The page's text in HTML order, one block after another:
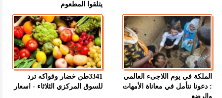
يتلقوا المطعوم
الملكة في يوم اللاجىء العالمي
: دعونا نتأمل في معاناة الأمهات
والرضع
3341طن خضار وفواكه ترد
للسوق المركزي الثلاثاء - اسعار